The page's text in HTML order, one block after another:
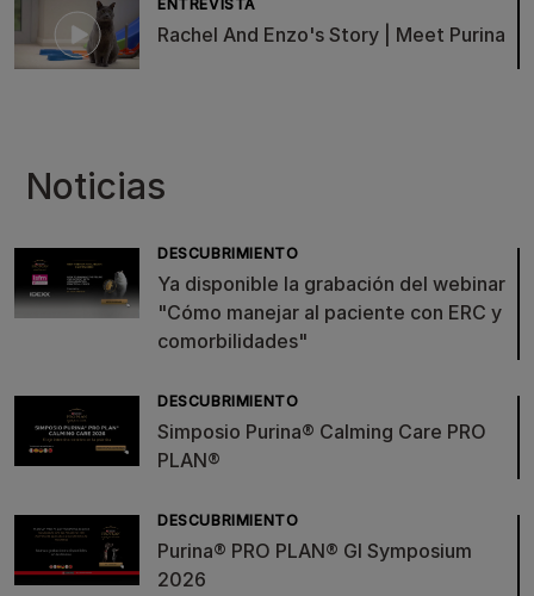
ENTREVISTA
Rachel And Enzo's Story | Meet Purina
Noticias
DESCUBRIMIENTO
Ya disponible la grabación del webinar
"Cómo manejar al paciente con ERC y
comorbilidades"
DESCUBRIMIENTO
Simposio Purina® Calming Care PRO
PLAN®
DESCUBRIMIENTO
Purina® PRO PLAN® GI Symposium
2026